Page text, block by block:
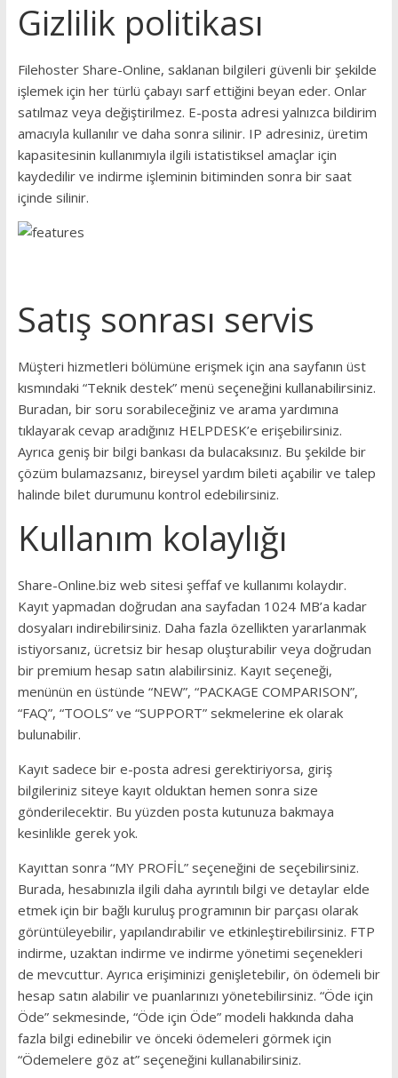
Gizlilik politikası
Filehoster Share-Online, saklanan bilgileri güvenli bir şekilde
işlemek için her türlü çabayı sarf ettiğini beyan eder. Onlar
satılmaz veya değiştirilmez. E-posta adresi yalnızca bildirim
amacıyla kullanılır ve daha sonra silinir. IP adresiniz, üretim
kapasitesinin kullanımıyla ilgili istatistiksel amaçlar için
kaydedilir ve indirme işleminin bitiminden sonra bir saat
içinde silinir.
Satış sonrası servis
Müşteri hizmetleri bölümüne erişmek için ana sayfanın üst
kısmındaki “Teknik destek” menü seçeneğini kullanabilirsiniz.
Buradan, bir soru sorabileceğiniz ve arama yardımına
tıklayarak cevap aradığınız HELPDESK’e erişebilirsiniz.
Ayrıca geniş bir bilgi bankası da bulacaksınız. Bu şekilde bir
çözüm bulamazsanız, bireysel yardım bileti açabilir ve talep
halinde bilet durumunu kontrol edebilirsiniz.
Kullanım kolaylığı
Share-Online.biz web sitesi şeffaf ve kullanımı kolaydır.
Kayıt yapmadan doğrudan ana sayfadan 1024 MB’a kadar
dosyaları indirebilirsiniz. Daha fazla özellikten yararlanmak
istiyorsanız, ücretsiz bir hesap oluşturabilir veya doğrudan
bir premium hesap satın alabilirsiniz. Kayıt seçeneği,
menünün en üstünde “NEW”, “PACKAGE COMPARISON”,
“FAQ”, “TOOLS” ve “SUPPORT” sekmelerine ek olarak
bulunabilir.
Kayıt sadece bir e-posta adresi gerektiriyorsa, giriş
bilgileriniz siteye kayıt olduktan hemen sonra size
gönderilecektir. Bu yüzden posta kutunuza bakmaya
kesinlikle gerek yok.
Kayıttan sonra “MY PROFİL” seçeneğini de seçebilirsiniz.
Burada, hesabınızla ilgili daha ayrıntılı bilgi ve detaylar elde
etmek için bir bağlı kuruluş programının bir parçası olarak
görüntüleyebilir, yapılandırabilir ve etkinleştirebilirsiniz. FTP
indirme, uzaktan indirme ve indirme yönetimi seçenekleri
de mevcuttur. Ayrıca erişiminizi genişletebilir, ön ödemeli bir
hesap satın alabilir ve puanlarınızı yönetebilirsiniz. “Öde için
Öde” sekmesinde, “Öde için Öde” modeli hakkında daha
fazla bilgi edinebilir ve önceki ödemeleri görmek için
“Ödemelere göz at” seçeneğini kullanabilirsiniz.